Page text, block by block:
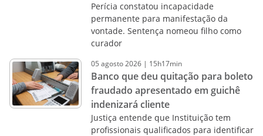
Perícia constatou incapacidade
permanente para manifestação da
vontade. Sentença nomeou filho como
curador
05 agosto2026 | 15h17min
Banco que deu quitação para boleto
fraudado apresentado em guichê
indenizará cliente
Justiça entende que Instituição tem
profissionais qualificados para identificar